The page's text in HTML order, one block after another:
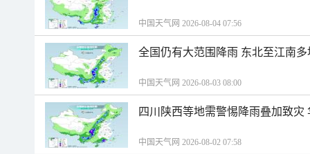
中国天气网 2026-08-04 07:56
全国仍有大范围降雨 东北至江南
中国天气网 2026-08-03 08:00
四川陕西等地需警惕降雨叠加致
中国天气网 2026-08-02 07:58